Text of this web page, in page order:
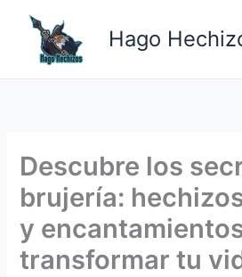
contenido
Hago
Descubre los
brujería:
y
transformar tu